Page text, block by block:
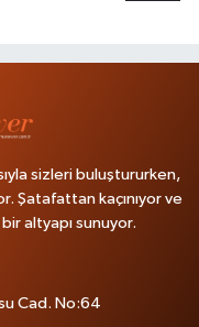
sizleri buluştururken,
Şatafattan kaçınıyor ve
altyapı sunuyor.
Cad. No:64